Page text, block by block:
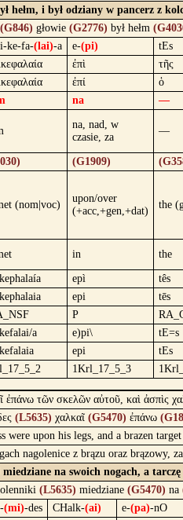
hełm, i był odziany w pancerz z
(G846) głowie (G2776) był hełm
ke-fa-(lai)-a e-(pi) tEs
ἐπὶ τῆς
ἐπί ὁ
na —
na, nad, w
czasie, za
—
(G1909)
(nom|voc)
upon/over
(+acc,+gen,+dat)
the
in the
epì tês
epi tēs
P
a e)pi\ tE=s
epi tEs
1Krl_17_5_3
ἐπάνω τῶν σκελῶν αὐτοῦ, καὶ ἀσπὶς
(L5635) χαλκαῖ (G5470) ἐπάνω
were upon his legs, and a brazen
nagolenice z brązu oraz brązowy,
na swoich nogach, a
(L5635) miedziane (G5470) na
(mi)-des CHalk-(ai) e-(pa)-nO